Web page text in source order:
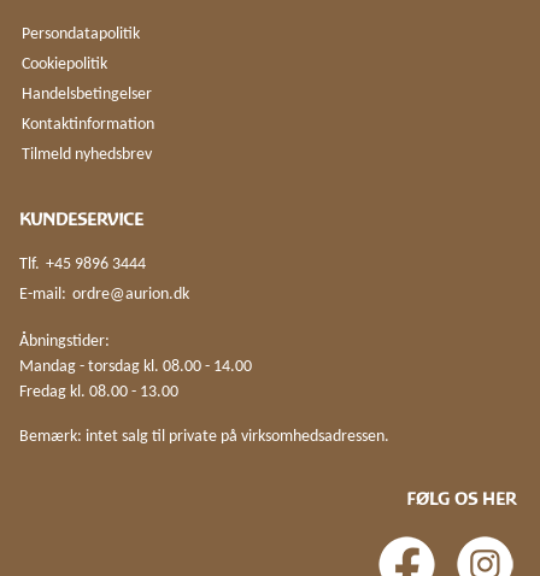
Persondatapolitik
Cookiepolitik
Handelsbetingelser
Kontaktinformation
Tilmeld nyhedsbrev
KUNDESERVICE
Tlf. +45 9896 3444
E-mail: ordre@aurion.dk
Åbningstider:
Mandag - torsdag kl. 08.00 - 14.00
Fredag kl. 08.00 - 13.00
Bemærk: intet salg til private på virksomhedsadressen.
FØLG OS HER